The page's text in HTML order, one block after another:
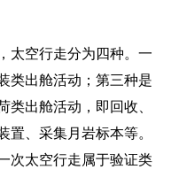
太空行走分为四种。一
类出舱活动；第三种是
类出舱活动，即回收、
置、采集月岩标本等。
次太空行走属于验证类